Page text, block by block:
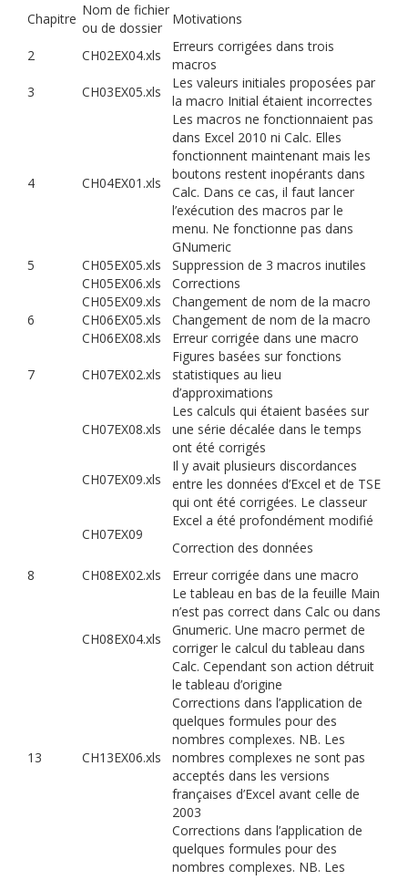
Chapitre
Nom de fichier
ou de dossier
Motivations
2 CH02EX04.xls
Erreurs corrigées dans trois
macros
3
CH03EX05.xls
Les valeurs initiales proposées par
la macro Initial étaient incorrectes
4 CH04EX01.xls
Les macros ne fonctionnaient pas
dans Excel 2010 ni Calc. Elles
fonctionnent maintenant mais les
boutons restent inopérants dans
Calc. Dans ce cas, il faut lancer
l’exécution des macros par le
menu. Ne fonctionne pas dans
GNumeric
5
CH05EX05.xls
Suppression de 3 macros inutiles
CH05EX06.xls
Corrections
CH05EX09.xls
Changement de nom de la macro
6
CH06EX05.xls
Changement de nom de la macro
CH06EX08.xls
Erreur corrigée dans une macro
7 CH07EX02.xls
Figures basées sur fonctions
statistiques au lieu
d’approximations
CH07EX08.xls
Les calculs qui étaient basées sur
une série décalée dans le temps
ont été corrigés
CH07EX09.xls
CH07EX09
Il y avait plusieurs discordances
entre les données d’Excel et de TSE
qui ont été corrigées. Le classeur
Excel a été profondément modifié
Correction des données
8
CH08EX02.xls Erreur corrigée dans une macro
CH08EX04.xls
Le tableau en bas de la feuille Main
n’est pas correct dans Calc ou dans
Gnumeric. Une macro permet de
corriger le calcul du tableau dans
Calc. Cependant son action détruit
le tableau d’origine
13 CH13EX06.xls
Corrections dans l’application de
quelques formules pour des
nombres complexes. NB. Les
nombres complexes ne sont pas
acceptés dans les versions
françaises d’Excel avant celle de
2003
Corrections dans l’application de
quelques formules pour des
nombres complexes. NB. Les